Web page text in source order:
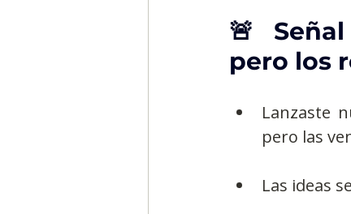
🚨
pero los
Lanzaste
pero las
Las ideas